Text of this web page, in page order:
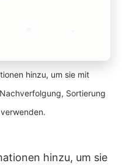
hinzu, um sie mit
Sortierung
hinzu, um sie